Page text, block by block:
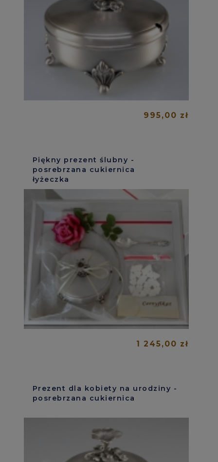
995,00 zł
Piękny prezent ślubny -
posrebrzana cukiernica
łyżeczka
1 245,00 zł
Prezent dla kobiety na urodziny -
posrebrzana cukiernica